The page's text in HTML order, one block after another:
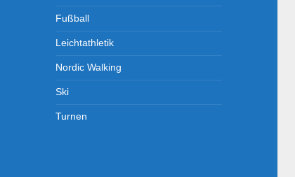
Fußball
Leichtathletik
Nordic Walking
Ski
Turnen